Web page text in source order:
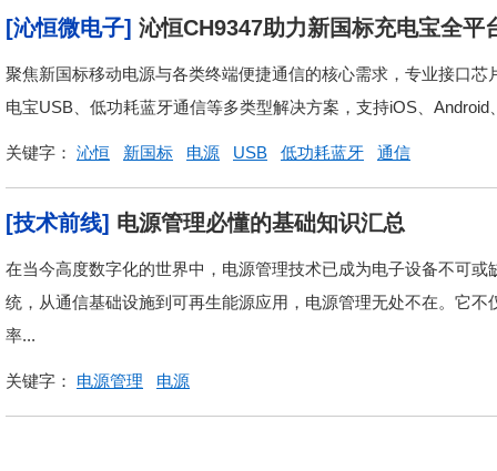
[沁恒微电子] 沁恒CH9347助力新国标充电宝全平
聚焦新国标移动电源与各类终端便捷通信的核心需求，专业接口
电宝USB、低功耗蓝牙通信等多类型解决方案，支持iOS、
关键字： 沁恒 新国标 电源 USB 低功耗蓝牙 通信
[技术前线] 电源管理必懂的基础知识汇总
在当今高度数字化的世界中，电源管理技术已成为电子设备不可
统，从通信基础设施到可再生能源应用，电源管理无处不在。它
率...
关键字： 电源管理 电源